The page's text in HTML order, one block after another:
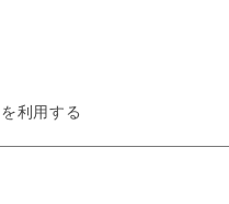
利用する